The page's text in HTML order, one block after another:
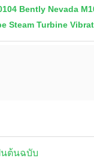
Bently Nevada
Steam Turbine
นต้นฉบับ